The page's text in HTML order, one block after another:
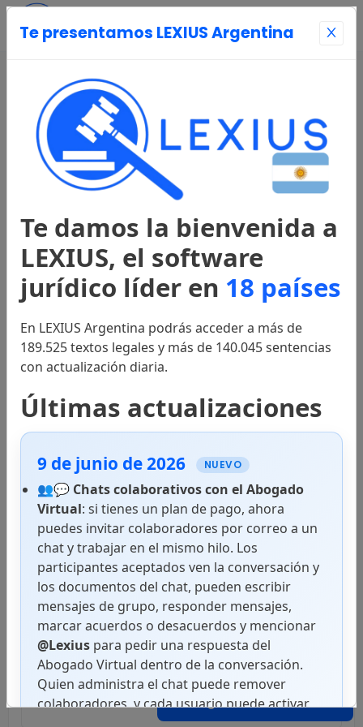
Abogado Virtual
Te presentamos LEXIUS Argentina
Te damos la bienvenida a
LEXIUS, el software
jurídico líder en 18 países
En LEXIUS Argentina podrás acceder a más de
189.525 textos legales y más de 140.045 sentencias
con actualización diaria.
Últimas actualizaciones
9 de junio de 2026 NUEVO
👥💬 Chats colaborativos con el Abogado
Virtual: si tienes un plan de pago, ahora
puedes invitar colaboradores por correo a un
chat y trabajar en el mismo hilo. Los
participantes aceptados ven la conversación y
los documentos del chat, pueden escribir
mensajes de grupo, responder mensajes,
marcar acuerdos o desacuerdos y mencionar
@Lexius para pedir una respuesta del
Abogado Virtual dentro de la conversación.
Quien administra el chat puede remover
colaboradores, y cada usuario puede activar
notificaciones push en superficies
Página Principal
Entrar
Registrarse
Legislación
Constitución
Leyes
Decretos
Resoluciones
Disposiciones